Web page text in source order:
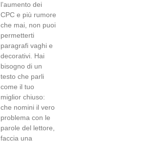
l’aumento dei
CPC e più rumore
che mai, non puoi
permetterti
paragrafi vaghi e
decorativi. Hai
bisogno di un
testo che parli
come il tuo
miglior chiuso:
che nomini il vero
problema con le
parole del lettore,
faccia una